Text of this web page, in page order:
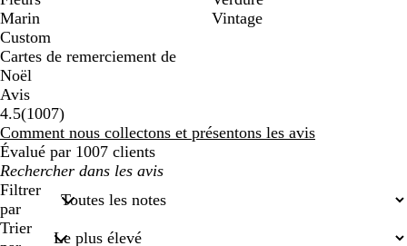
Marin
Vintage
Custom
Cartes de remerciement de
Noël
Avis
4.5(10071007
avis
)
Comment nous collectons et présentons les avis
Évalué par 1007 clients
Mes
recherches
saisies
Filtrer
par
Trier